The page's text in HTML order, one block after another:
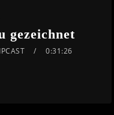
gezeichnet
0:31:26